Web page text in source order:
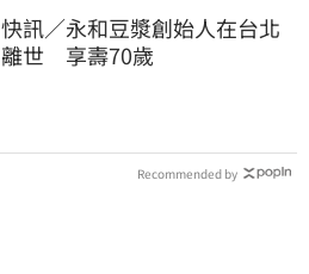
快訊／永和豆漿創始人在台北
離世 享壽70歲
Recommended by